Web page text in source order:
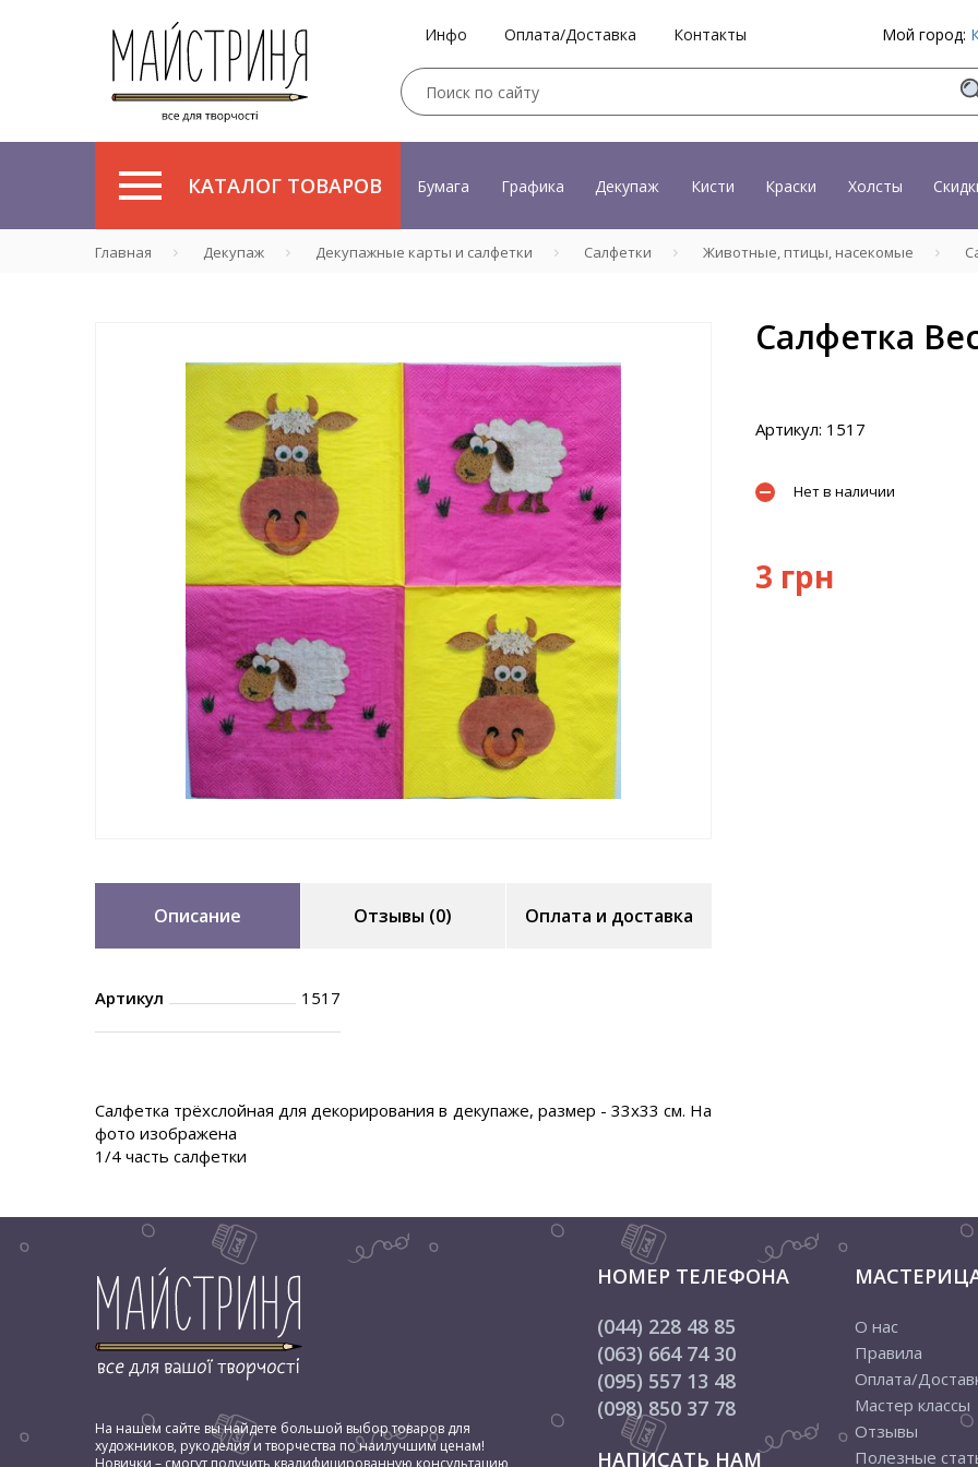
Инфо Оплата/Доставка Контакты Мой город:
КАТАЛОГ ТОВАРОВ Бумага Графика Декупаж Кисти Краски Холсты
Главная Декупаж Декупажные карты и салфетки Салфетки Животные, птицы, насекомые
Описание Отзывы (0) Оплата и доставка
Артикул 1517
Салфетка трёхслойная для декорирования в декупаже, размер - 33х33 см. На
фото изображена
1/4 часть салфетки
Салфетка
Артикул: 1517
Нет в наличии
3 грн
На нашем сайте вы найдете большой выбор товаров для
художников, рукоделия и творчества по наилучшим ценам!
Новички – смогут получить квалифицированную консультацию
НОМЕР ТЕЛЕФОНА
(044) 228 48 85
(063) 664 74 30
(095) 557 13 48
(098) 850 37 78
НАПИСАТЬ НАМ
О нас
Правила
Оплата/
Мастер классы
Отзывы
Полезные